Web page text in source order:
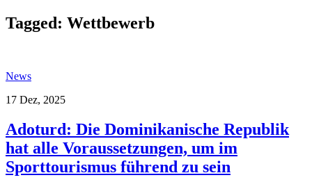
Tagged: Wettbewerb
News
17 Dez, 2025
Adoturd: Die Dominikanische Republik
hat alle Voraussetzungen, um im
Sporttourismus führend zu sein